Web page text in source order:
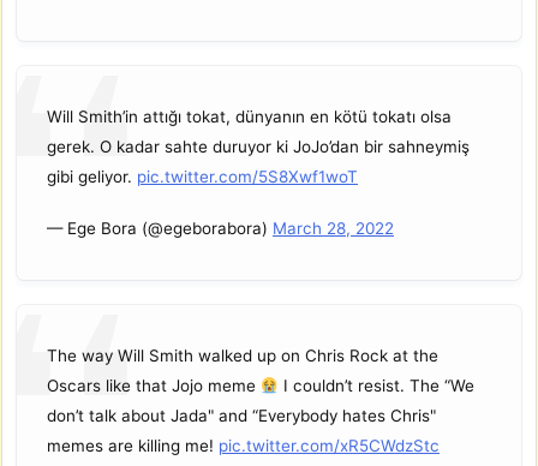
Will Smith’in attığı tokat, dünyanın en kötü tokatı olsa
gerek. O kadar sahte duruyor ki JoJo’dan bir sahneymiş
gibi geliyor. pic.twitter.com/5S8Xwf1woT
— Ege Bora (@egeborabora) March 28, 2022
The way Will Smith walked up on Chris Rock at the
Oscars like that Jojo meme
I couldn’t resist. The “We
don’t talk about Jada" and “Everybody hates Chris"
memes are killing me! pic.twitter.com/xR5CWdzStc